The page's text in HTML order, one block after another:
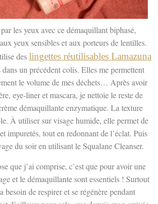
les yeux avec ce démaquillant biphasé,
yeux sensibles et aux porteurs de lentilles.
deslingettes réutilisables Lamazuna
dans un précédent colis. Elles me permettent
le volume de mes déchets… Après avoir
eye-liner et mascara, je nettoie le reste de
démaquillante enzymatique. La texture
À utiliser sur visage humide, elle permet de
impuretés, tout en redonnant de l’éclat. Puis
du soir en utilisant le Squalane Cleanser.
que j’ai comprise, c’est que pour avoir une
et le démaquillante sont essentiels ! Surtout
besoin de respirer et se régénère pendant